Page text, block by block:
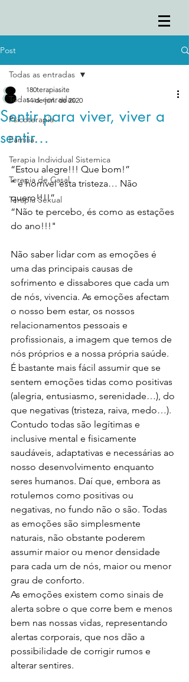
Post
Todas as entradas
Psicoterapia
Familia
Terapia Individual Sistemica
Terapia de Casal
Terapia Sexual
Todas as entradas
Sentir para viver, viver a
sentir…
180terapiasite
14 de jun. de 2020
“Estou alegre!!! Que bom!”
“ é horrível esta tristeza… Não
quero!!!!”
“Não te percebo, és como as estações
do ano!!!"
Não saber lidar com as emoções é
uma das principais causas de
sofrimento e dissabores que cada um
de nós, vivencia. As emoções afectam
o nosso bem estar, os nossos
relacionamentos pessoais e
profissionais, a imagem que temos de
nós próprios e a nossa própria saúde.
É bastante mais fácil assumir que se
sentem emoções tidas como positivas
(alegria, entusiasmo, serenidade…), do
que negativas (tristeza, raiva, medo…).
Contudo todas são legítimas e
inclusive mental e fisicamente
saudáveis, adaptativas e necessárias ao
nosso desenvolvimento enquanto
seres humanos. Daí que, embora as
rotulemos como positivas ou
negativas, no fundo não o são. Todas
as emoções são simplesmente
naturais, não obstante poderem
assumir maior ou menor densidade
para cada um de nós, maior ou menor
grau de conforto.
As emoções existem como sinais de
alerta sobre o que corre bem e menos
bem nas nossas vidas, representando
alertas corporais, que nos dão a
possibilidade de corrigir rumos e
alterar sentires.